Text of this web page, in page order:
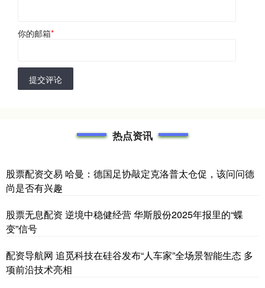
你的邮箱*
提交评论
热点资讯
股票配资交易 哈曼：德国足协敲定克洛普太仓促，该问问德
尚是否有兴趣
股票无息配资 逆境中稳健经营 华斯股份2025年报里的“蝶
变”信号
配资导航网 追觅科技在硅谷发布“人车家”全场景智能生态 多
项前沿技术亮相